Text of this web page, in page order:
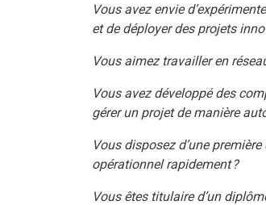
Vous avez envie
et de déployer des projets
Vous aimez travailler en
Vous avez développé des
gérer un projet de manière
Vous disposez d’une
opérationnel rapidement ?
Vous êtes titulaire d’un